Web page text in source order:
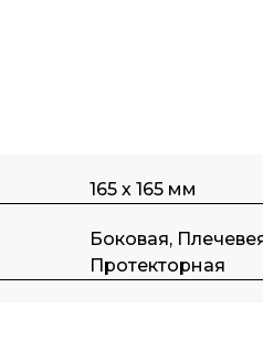
165 х 165 мм
Боковая,
Протекторная